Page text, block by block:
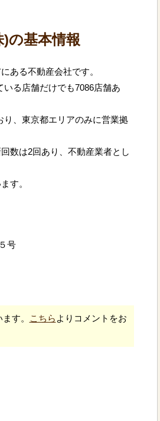
の基本情報
ある不動産会社です。
る店舗だけでも7086店舗あ
り、東京都エリアのみに営業拠
数は2回あり、不動産業者とし
す。
号
す。 こちら よりコメントをお